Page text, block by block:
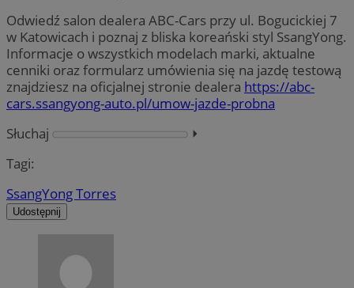
Odwiedź salon dealera ABC-Cars przy ul. Bogucickiej 7
w Katowicach i poznaj z bliska koreański styl SsangYong.
Informacje o wszystkich modelach marki, aktualne
cenniki oraz formularz umówienia się na jazdę testową
znajdziesz na oficjalnej stronie dealera https://abc-
cars.ssangyong-auto.pl/umow-jazde-probna
Słuchaj
⏵︎
Tagi:
SsangYong Torres
Udostępnij